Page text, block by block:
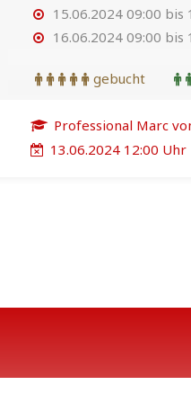
15.06.2024 09:00 bis
16.06.2024 09:00 bis
gebucht
Professional Marc
13.06.2024 12:00 Uhr